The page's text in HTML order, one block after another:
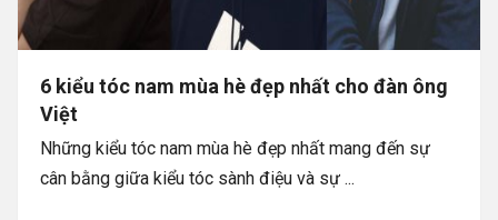
6 kiểu tóc nam mùa hè đẹp nhất cho đàn ông
Việt
Những kiểu tóc nam mùa hè đẹp nhất mang đến sự
cân bằng giữa kiểu tóc sành điệu và sự ...